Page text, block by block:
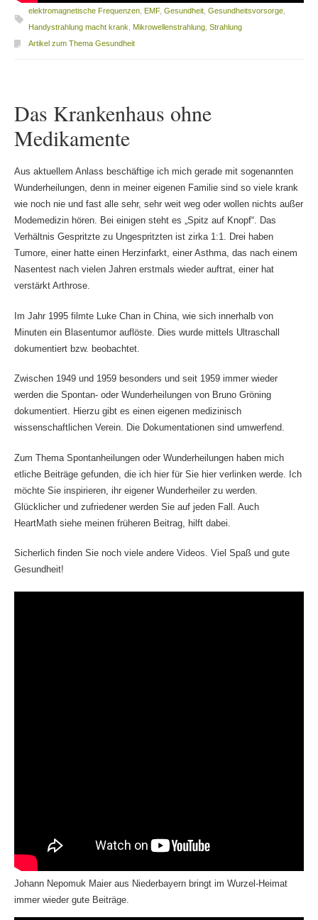
elektromagnetische Frequenzen, EMF, Gesundheit, Gesundheitsvorsorge,
Handystrahlung macht krank Mikrowellenstrahlung, Strahlung
Artikel zum Thema Gesundheit
Das Krankenhaus ohne
Medikamente
Aus aktuellem Anlass beschäftige ich mich gerade mit sogenannten
Wunderheilungen, denn in meiner eigenen Familie sind so viele krank
wie noch nie und fast alle sehr, sehr weit weg oder wollen nichts außer
Modemedizin hören. Bei einigen steht es „Spitz auf Knopf“. Das
Verhältnis Gespritzte zu Ungespritzten ist zirka 1:1. Drei haben
Tumore, einer hatte einen Herzinfarkt, einer Asthma, das nach einem
Nasentest nach vielen Jahren erstmals wieder auftrat, einer hat
verstärkt Arthrose.
Im Jahr 1995 filmte Luke Chan in China, wie sich innerhalb von
Minuten ein Blasentumor auflöste. Dies wurde mittels Ultraschall
dokumentiert bzw. beobachtet.
Zwischen 1949 und 1959 besonders und seit 1959 immer wieder
werden die Spontan- oder Wunderheilungen von Bruno Gröning
dokumentiert. Hierzu gibt es einen eigenen medizinisch
wissenschaftlichen Verein. Die Dokumentationen sind umwerfend.
Zum Thema Spontanheilungen oder Wunderheilungen haben mich
etliche Beiträge gefunden, die ich hier für Sie hier verlinken werde. Ich
möchte Sie inspirieren, ihr eigener Wunderheiler zu werden.
Glücklicher und zufriedener werden Sie auf jeden Fall. Auch
HeartMath siehe meinen früheren Beitrag, hilft dabei.
Sicherlich finden Sie noch viele andere Videos. Viel Spaß und gute
Gesundheit!
Johann Nepomuk Maier aus Niederbayern bringt im Wurzel-Heimat
immer wieder gute Beiträge.